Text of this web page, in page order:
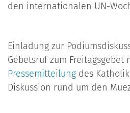
den internationalen UN-
Einladung zur
Gebetsruf zum Freitagsgebet
Pressemitteilung des
Diskussion rund um den